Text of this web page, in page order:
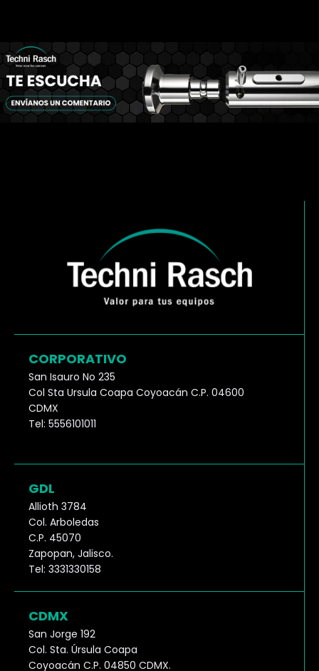
CORPORATIVO
San Isauro No 235
Col Sta Ursula Coapa Coyoacán C.P. 04600
CDMX
Tel: 5556101011
GDL
Allioth 3784
Col. Arboledas
C.P. 45070
Zapopan, Jalisco.
Tel: 3331330158
CDMX
San Jorge 192
Col. Sta. Úrsula Coapa
Coyoacán C.P. 04850 CDMX.